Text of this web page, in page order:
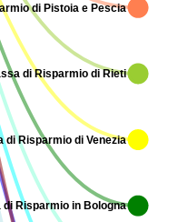
di Risparmio in Bologna
di Risparmio di Venezia
di Risparmio di Rieti
di Pistoia e Pescia